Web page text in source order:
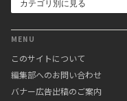
MENU
このサイトについて
編集部へのお問い合わせ
バナー広告出稿のご案内